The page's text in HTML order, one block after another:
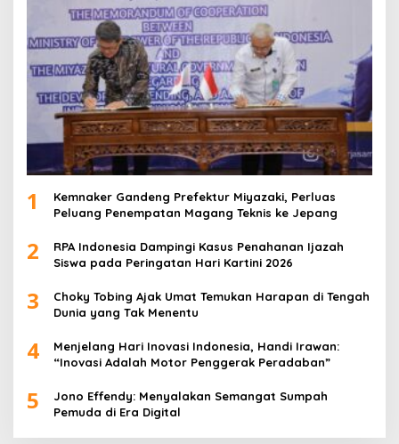
1
Kemnaker Gandeng Prefektur Miyazaki, Perluas
Peluang Penempatan Magang Teknis ke Jepang
2
RPA Indonesia Dampingi Kasus Penahanan Ijazah
Siswa pada Peringatan Hari Kartini 2026
3
Choky Tobing Ajak Umat Temukan Harapan di Tengah
Dunia yang Tak Menentu
4
Menjelang Hari Inovasi Indonesia, Handi Irawan:
“Inovasi Adalah Motor Penggerak Peradaban”
5
Jono Effendy: Menyalakan Semangat Sumpah
Pemuda di Era Digital